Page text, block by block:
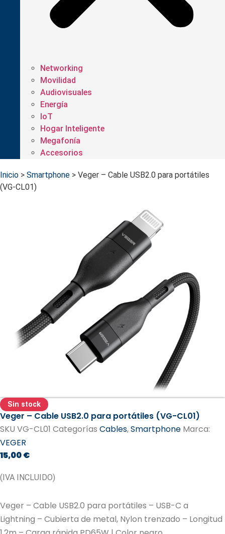
Networking
Movilidad
Audiovisuales
Energía
IoT
Hogar Inteligente
Megafonía
Accesorios
Inicio > Smartphone > Veger – Cable USB2.0 para portátiles
(VG-CL01)
Sin stock
Veger – Cable USB2.0 para portátiles (VG-CL01)
SKU VG-CL01 Categorías Cables,Smartphone Marca:
VEGER
15,00€
(IVA INCLUIDO)
Veger – Cable USB2.0 para portátiles – USB-C a
Lightning – Cubierta de metal, Nylon trenzado – Longitud